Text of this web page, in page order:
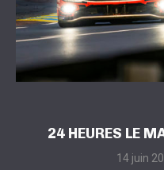
24 HEURES LE
14 juin